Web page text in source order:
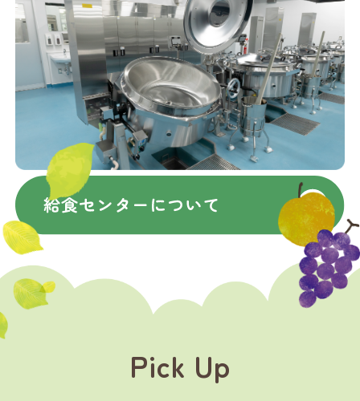
Pick Up